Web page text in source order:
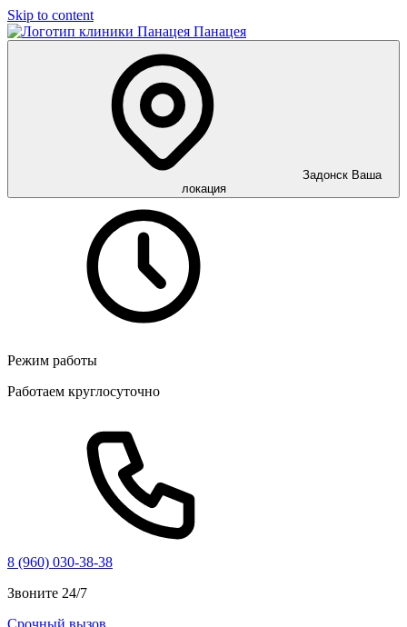
Skip to content
Панацея
Задонск Ваша
локация
Режим работы
Работаем круглосуточно
8 (960) 030-38-38
Звоните 24/7
Срочный вызов